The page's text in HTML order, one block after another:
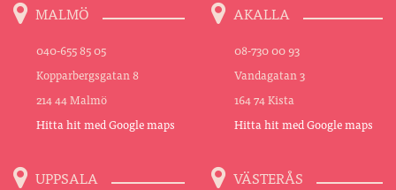
MALMÖ
040-655 85 05
Kopparbergsgatan 8
214 44 Malmö
Hitta hit med Google maps
AKALLA
08-730 00 93
Vandagatan 3
164 74 Kista
Hitta hit med Google maps
UPPSALA VÄSTERÅS